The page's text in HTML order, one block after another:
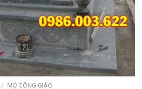
/ MỘ CÔNG GIÁO